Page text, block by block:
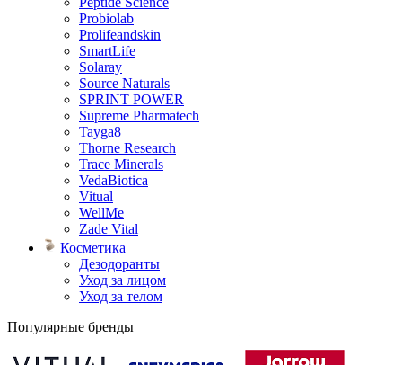
Probiolab
Prolifeandskin
SmartLife
Solaray
Source Naturals
SPRINT POWER
Supreme Pharmatech
Tayga8
Thorne Research
Trace Minerals
VedaBiotica
Vitual
WellMe
Zade Vital
Косметика
Дезодоранты
Уход за лицом
Уход за телом
Популярные бренды